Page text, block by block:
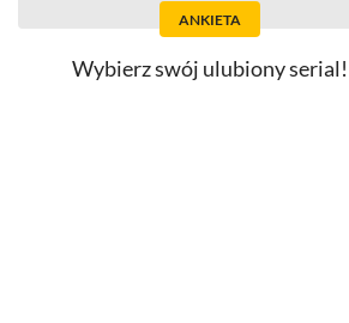
ANKIETA
Wybierz swój ulubiony serial!